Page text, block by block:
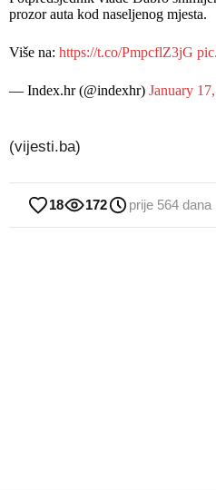
prozor auta kod naseljenog mjesta.
Više na: https://t.co/PmpcflZ3jG
— Index.hr (@indexhr) January
(vijesti.ba)
18 172 prije 564 dana